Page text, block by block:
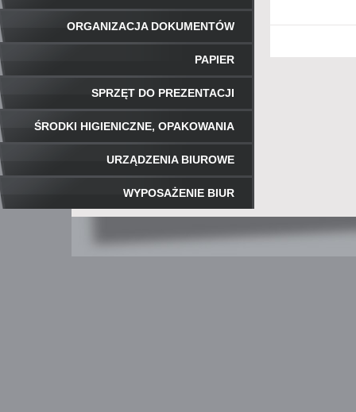
ORGANIZACJA DOKUMENTÓW
PAPIER
SPRZĘT DO PREZENTACJI
ŚRODKI HIGIENICZNE, OPAKOWANIA
URZĄDZENIA BIUROWE
WYPOSAŻENIE BIUR